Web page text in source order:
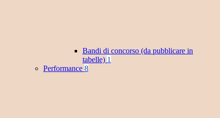
Bandi di concorso (da pubblicare in
tabelle) 1
Performance 8